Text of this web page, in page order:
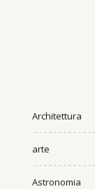
Architettura
arte
Astronomia